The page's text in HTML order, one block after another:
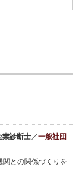
業診断士／一般社団
関との関係づくりを